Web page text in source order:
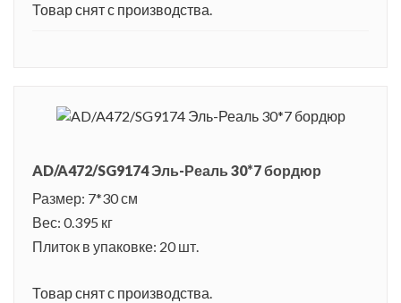
Товар снят с производства.
AD/A472/SG9174 Эль-Реаль 30*7 бордюр
Размер: 7*30 см
Вес: 0.395 кг
Плиток в упаковке: 20 шт.
Товар снят с производства.